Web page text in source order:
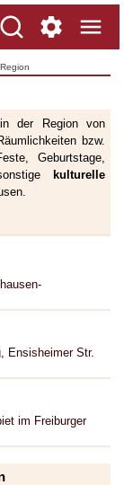
der Region von
bzw.
Geburtstage,
kulturelle
Ensisheimer Str.
im Freiburger